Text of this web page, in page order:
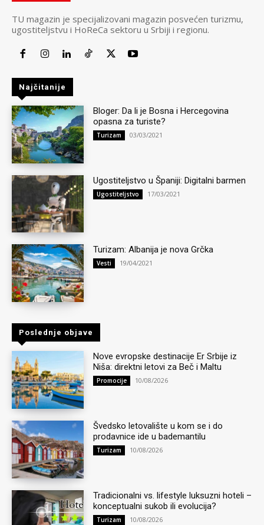
TU magazin je specijalizovani magazin posvećen turizmu,
ugostiteljstvu i HoReCa sektoru u Srbiji i regionu.
Najčitanije
Bloger: Da li je Bosna i Hercegovina
opasna za turiste?
Turizam 03/03/2021
Ugostiteljstvo u Španiji: Digitalni barmen
Ugostiteljstvo 17/03/2021
Turizam: Albanija je nova Grčka
Vesti 19/04/2021
Poslednje objave
Nove evropske destinacije Er Srbije iz
Niša: direktni letovi za Beč i Maltu
Promocije 10/08/2026
Švedsko letovalište u kom se i do
prodavnice ide u bademantilu
Turizam 10/08/2026
Tradicionalni vs. lifestyle luksuzni hoteli –
konceptualni sukob ili evolucija?
Turizam 10/08/2026